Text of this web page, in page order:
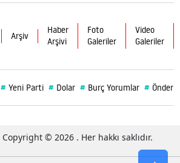
Arşiv
Haber
Arşivi
Foto
Galeriler
Video
Galeriler
# Yeni Parti # Dolar # Burç Yorumlar # Önder
Copyright © 2026 . Her hakkı saklıdır.